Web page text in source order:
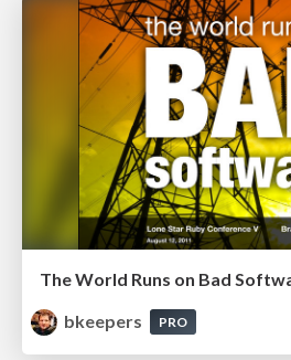
The World Runs on Bad
bkeepers
PRO